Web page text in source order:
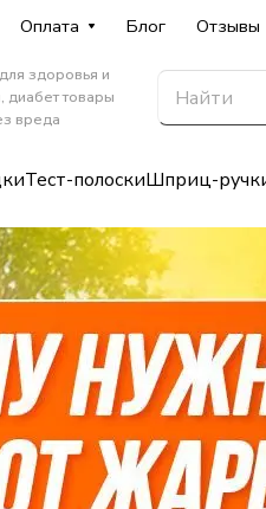
Оплата Блог Отзывы
здоровья и
диабет товары
вреда
Тест-полоскиШприц-